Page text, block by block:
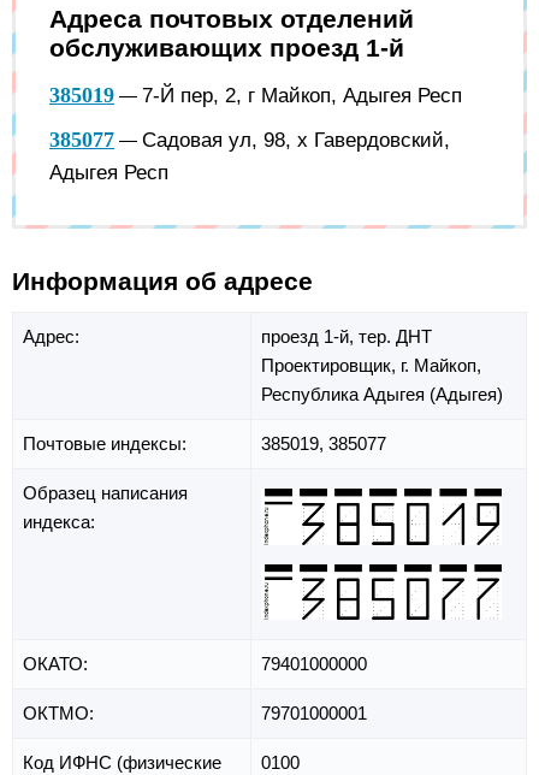
Адреса почтовых отделений
обслуживающих проезд 1-й
385019 — 7-Й пер, 2, г Майкоп, Адыгея Респ
385077 — Садовая ул, 98, х Гавердовский,
Адыгея Респ
Информация об адресе
Адрес: проезд 1-й, тер. ДНТ
Проектировщик, г. Майкоп,
Республика Адыгея (Адыгея)
Почтовые индексы: 385019, 385077
Образец написания
индекса:
ОКАТО: 79401000000
ОКТМО: 79701000001
Код ИФНС (физические
0100